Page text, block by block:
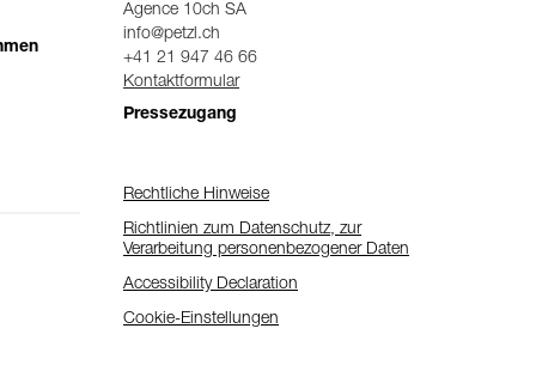
Agence 10ch SA
info@petzl.ch
+41 21 947 46 66
Kontaktformular
Pressezugang
Rechtliche Hinweise
Richtlinien zum Datenschutz, zur
Verarbeitung personenbezogener Daten
Accessibility Declaration
Cookie-Einstellungen